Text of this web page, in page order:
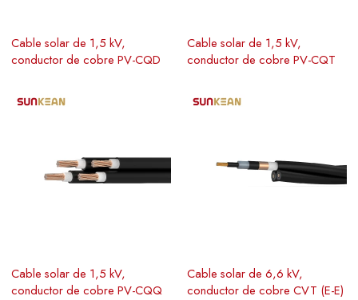
Cable solar de 1,5 kV,
conductor de cobre PV-CQD
Cable solar de 1,5 kV,
conductor de cobre PV-CQT
Cable solar de 1,5 kV,
conductor de cobre PV-CQQ
Cable solar de 6,6 kV,
conductor de cobre CVT (E-E)